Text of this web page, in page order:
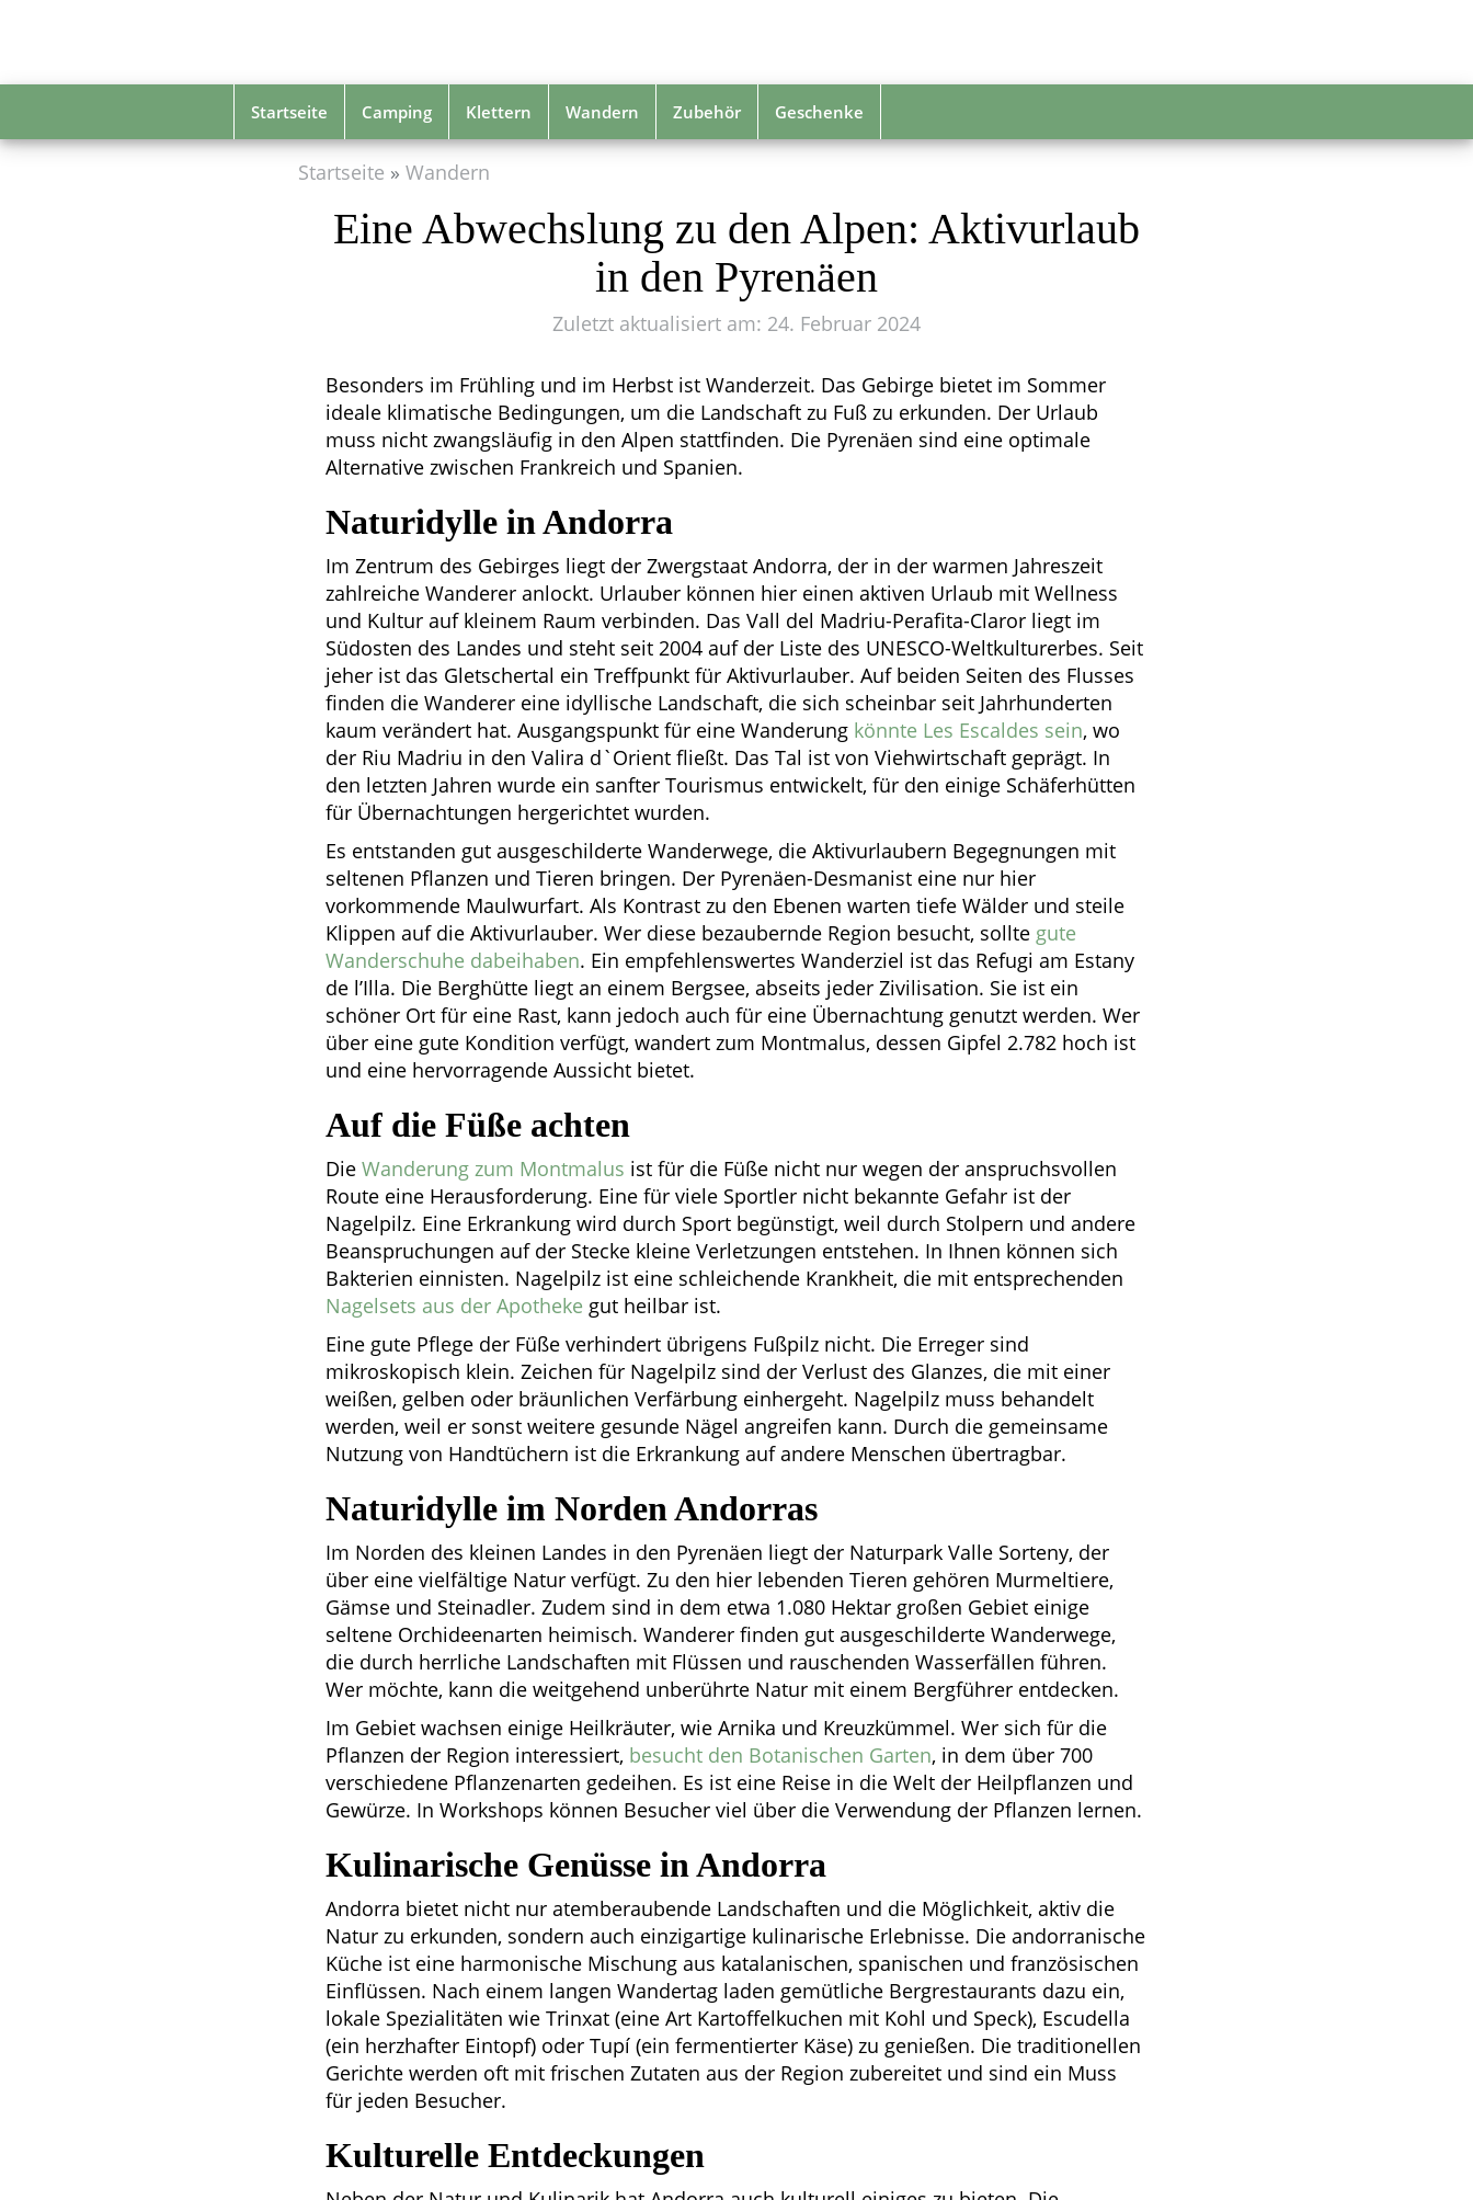
Startseite Camping Klettern Wandern Zubehör Geschenke
Startseite Wandern
Eine Abwechslung zu den Alpen: Aktivurlaub
in den Pyrenäen
Zuletzt aktualisiert am: 24. Februar 2024
Besonders im Frühling und im Herbst ist Wanderzeit. Das Gebirge bietet im Sommer
ideale klimatische Bedingungen, um die Landschaft zu Fuß zu erkunden. Der Urlaub
muss nicht zwangsläufig in den Alpen stattfinden. Die Pyrenäen sind eine optimale
Alternative zwischen Frankreich und Spanien.
Naturidylle in Andorra
Im Zentrum des Gebirges liegt der Zwergstaat Andorra, der in der warmen Jahreszeit
zahlreiche Wanderer anlockt. Urlauber können hier einen aktiven Urlaub mit Wellness
und Kultur auf kleinem Raum verbinden. Das Vall del Madriu-Perafita-Claror liegt im
Südosten des Landes und steht seit 2004 auf der Liste des UNESCO-Weltkulturerbes. Seit
jeher ist das Gletschertal ein Treffpunkt für Aktivurlauber. Auf beiden Seiten des Flusses
finden die Wanderer eine idyllische Landschaft, die sich scheinbar seit Jahrhunderten
kaum verändert hat. Ausgangspunkt für eine Wanderung könnte Les Escaldes sein, wo
der Riu Madriu in den Valira d`Orient fließt. Das Tal ist von Viehwirtschaft geprägt. In
den letzten Jahren wurde ein sanfter Tourismus entwickelt, für den einige Schäferhütten
für Übernachtungen hergerichtet wurden.
Es entstanden gut ausgeschilderte Wanderwege, die Aktivurlaubern Begegnungen mit
seltenen Pflanzen und Tieren bringen. Der Pyrenäen-Desmanist eine nur hier
vorkommende Maulwurfart. Als Kontrast zu den Ebenen warten tiefe Wälder und steile
Klippen auf die Aktivurlauber. Wer diese bezaubernde Region besucht, sollte gute
Wanderschuhe dabeihaben. Ein empfehlenswertes Wanderziel ist das Refugi am Estany
de l’Illa. Die Berghütte liegt an einem Bergsee, abseits jeder Zivilisation. Sie ist ein
schöner Ort für eine Rast, kann jedoch auch für eine Übernachtung genutzt werden. Wer
über eine gute Kondition verfügt, wandert zum Montmalus, dessen Gipfel 2.782 hoch ist
und eine hervorragende Aussicht bietet.
Auf die Füße achten
Die Wanderung zum Montmalus ist für die Füße nicht nur wegen der anspruchsvollen
Route eine Herausforderung. Eine für viele Sportler nicht bekannte Gefahr ist der
Nagelpilz. Eine Erkrankung wird durch Sport begünstigt, weil durch Stolpern und andere
Beanspruchungen auf der Stecke kleine Verletzungen entstehen. In Ihnen können sich
Bakterien einnisten. Nagelpilz ist eine schleichende Krankheit, die mit entsprechenden
Nagelsets aus der Apotheke gut heilbar ist.
Eine gute Pflege der Füße verhindert übrigens Fußpilz nicht. Die Erreger sind
mikroskopisch klein. Zeichen für Nagelpilz sind der Verlust des Glanzes, die mit einer
weißen, gelben oder bräunlichen Verfärbung einhergeht. Nagelpilz muss behandelt
werden, weil er sonst weitere gesunde Nägel angreifen kann. Durch die gemeinsame
Nutzung von Handtüchern ist die Erkrankung auf andere Menschen übertragbar.
Naturidylle im Norden Andorras
Im Norden des kleinen Landes in den Pyrenäen liegt der Naturpark Valle Sorteny, der
über eine vielfältige Natur verfügt. Zu den hier lebenden Tieren gehören Murmeltiere,
Gämse und Steinadler. Zudem sind in dem etwa 1.080 Hektar großen Gebiet einige
seltene Orchideenarten heimisch. Wanderer finden gut ausgeschilderte Wanderwege,
die durch herrliche Landschaften mit Flüssen und rauschenden Wasserfällen führen.
Wer möchte, kann die weitgehend unberührte Natur mit einem Bergführer entdecken.
Im Gebiet wachsen einige Heilkräuter, wie Arnika und Kreuzkümmel. Wer sich für die
Pflanzen der Region interessiert, besucht den Botanischen Garten, in dem über 700
verschiedene Pflanzenarten gedeihen. Es ist eine Reise in die Welt der Heilpflanzen und
Gewürze. In Workshops können Besucher viel über die Verwendung der Pflanzen lernen.
Kulinarische Genüsse in Andorra
Andorra bietet nicht nur atemberaubende Landschaften und die Möglichkeit, aktiv die
Natur zu erkunden, sondern auch einzigartige kulinarische Erlebnisse. Die andorranische
Küche ist eine harmonische Mischung aus katalanischen, spanischen und französischen
Einflüssen. Nach einem langen Wandertag laden gemütliche Bergrestaurants dazu ein,
lokale Spezialitäten wie Trinxat (eine Art Kartoffelkuchen mit Kohl und Speck), Escudella
(ein herzhafter Eintopf) oder Tupí (ein fermentierter Käse) zu genießen. Die traditionellen
Gerichte werden oft mit frischen Zutaten aus der Region zubereitet und sind ein Muss
für jeden Besucher.
Kulturelle Entdeckungen